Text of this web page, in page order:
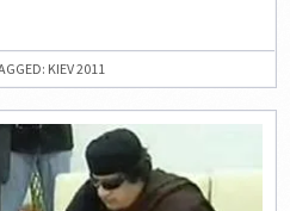
KIEV 2011